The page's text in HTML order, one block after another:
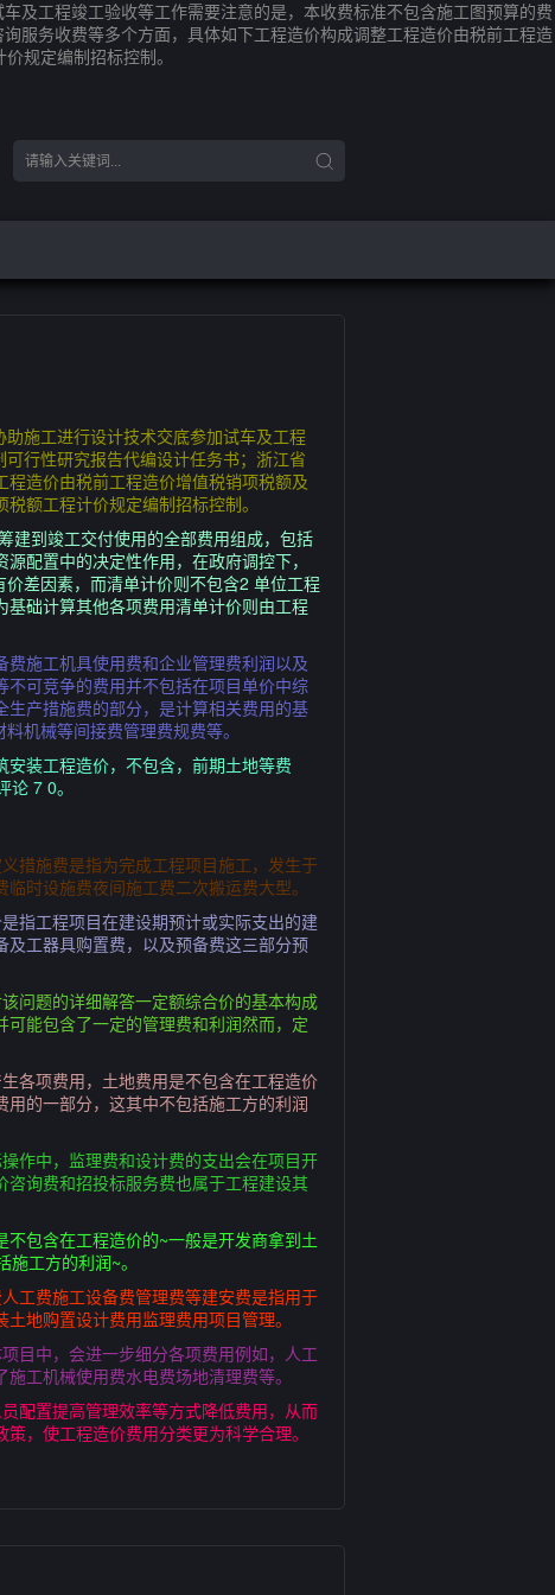
及工程竣工验收等工作需要注意的是，本收费标准不包含施工图预算的费
服务收费等多个方面，具体如下工程造价构成调整工程造价由税前工程造
规定编制招标控制。
施工进行设计技术交底参加试车及工程
行性研究报告代编设计任务书；浙江省
造价由税前工程造价增值税销项税额及
额工程计价规定编制招标控制。
建到竣工交付使用的全部费用组成，包括
配置中的决定性作用，在政府调控下，
差因素，而清单计价则不包含2 单位工程
础计算其他各项费用清单计价则由工程
施工机具使用费和企业管理费利润以及
可竞争的费用并不包括在项目单价中综
产措施费的部分，是计算相关费用的基
机械等间接费管理费规费等。
装工程造价，不包含，前期土地等费
7 0。
措施费是指为完成工程项目施工，发生于
时设施费夜间施工费二次搬运费大型。
指工程项目在建设期预计或实际支出的建
工器具购置费，以及预备费这三部分预
问题的详细解答一定额综合价的基本构成
能包含了一定的管理费和利润然而，定
各项费用，土地费用是不包含在工程造价
的一部分，这其中不包括施工方的利润
作中，监理费和设计费的支出会在项目开
询费和招投标服务费也属于工程建设其
包含在工程造价的~一般是开发商拿到土
工方的利润~。
工费施工设备费管理费等建安费是指用于
地购置设计费用监理费用项目管理。
目中，会进一步细分各项费用例如，人工
工机械使用费水电费场地清理费等。
配置提高管理效率等方式降低费用，从而
，使工程造价费用分类更为科学合理。